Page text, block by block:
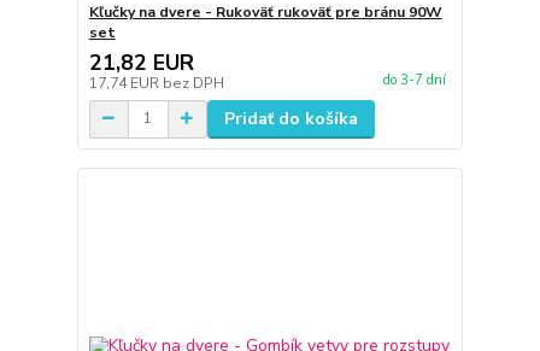
Kľučky na dvere - Rukoväť rukoväť pre bránu 90W
set
21,82 EUR
17,74 EUR bez DPH do 3-7 dní
Pridať do košíka